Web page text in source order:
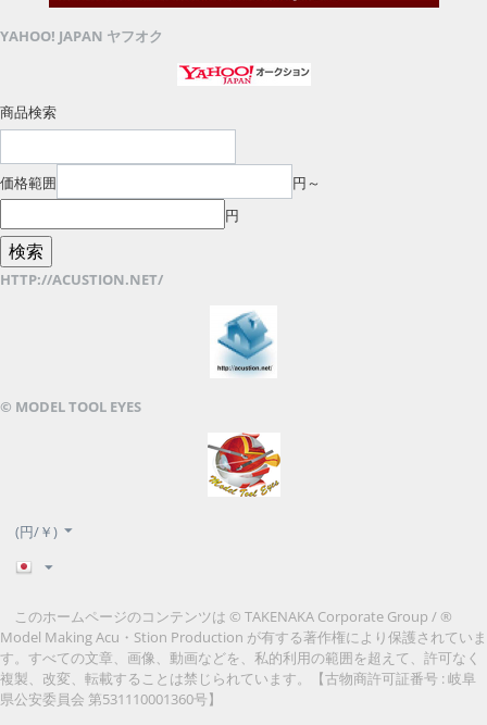
YAHOO! JAPAN ヤフオク
商品検索
価格範囲
円～
円
HTTP://ACUSTION.NET/
© MODEL TOOL EYES
(円/￥)
このホームページのコンテンツは © TAKENAKA Corporate Group / ®
Model Making Acu・Stion Production が有する著作権により保護されていま
す。すべての文章、画像、動画などを、私的利用の範囲を超えて、許可なく
複製、改変、転載することは禁じられています。
【古物商許可証番号 : 岐阜
県公安委員会 第531110001360号】